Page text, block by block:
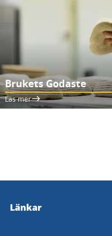
Brukets Godaste
Läs mer
Länkar